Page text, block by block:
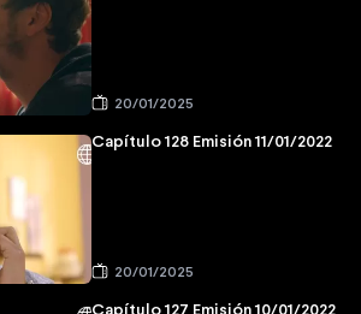
20/01/2025
Capítulo 128 Emisión 11/01/2022
20/01/2025